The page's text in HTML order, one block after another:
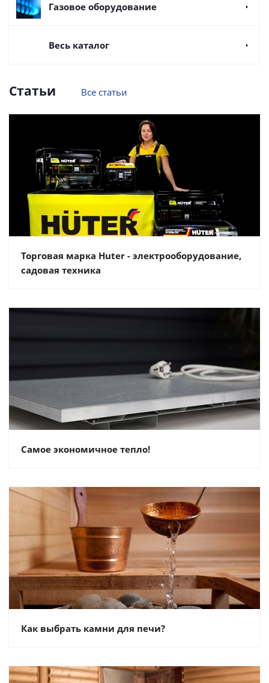
Газовое оборудование
Весь каталог
Статьи Все статьи
Торговая марка Huter - электрооборудование,
садовая техника
Самое экономичное тепло!
Как выбрать камни для печи?